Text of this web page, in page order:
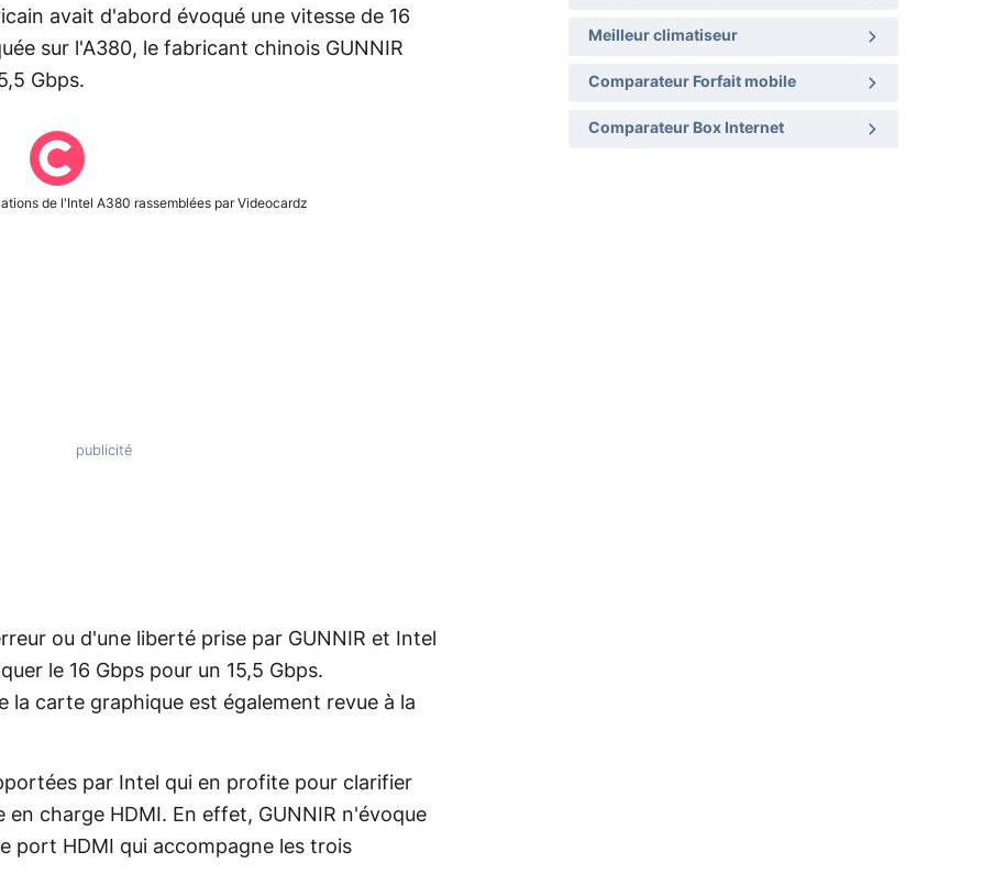
avait d'abord évoqué une vitesse de 16
sur l'A380, le fabricant chinois GUNNIR
Gbps.
de l'Intel A380 rassemblées par Videocardz
ou d'une liberté prise par GUNNIR et Intel
le 16 Gbps pour un 15,5 Gbps.
la carte graphique est également revue à la
par Intel qui en profite pour clarifier
charge HDMI. En effet, GUNNIR n'évoque
port HDMI qui accompagne les trois
Meilleur climatiseur
Comparateur Forfait mobile
Comparateur Box Internet